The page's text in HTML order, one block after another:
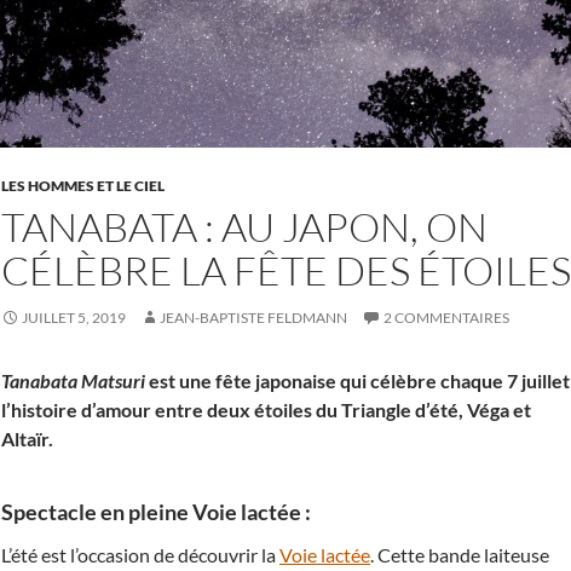
LES HOMMES ET LE CIEL
TANABATA : AU JAPON, ON
CÉLÈBRE LA FÊTE DES ÉTOILES
JUILLET 5, 2019 JEAN-BAPTISTE FELDMANN 2 COMMENTAIRES
Tanabata Matsuriest une fête japonaise qui célèbre chaque 7 juillet
l’histoire d’amour entre deux étoiles du Triangle d’été, Véga et
Altaïr.
Spectacle en pleine Voie lactée :
L’été est l’occasion de découvrir laVoie lactée. Cette bande laiteuse